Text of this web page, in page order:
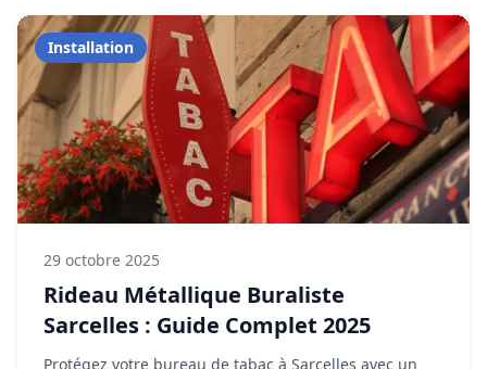
29 octobre 2025
Rideau Métallique Buraliste
Sarcelles : Guide Complet 2025
Protégez votre bureau de tabac à Sarcelles avec un
rideau métallique conforme 2025. Subventions
cumulables jusqu'à 5 000 €.
En savoir plus